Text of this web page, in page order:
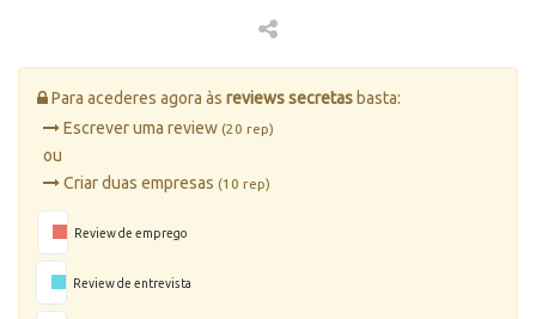
Para acederes agora às reviews secretas basta:
Escrever uma review (20 rep)
ou
Criar duas empresas (10 rep)
Review de emprego
Review de entrevista